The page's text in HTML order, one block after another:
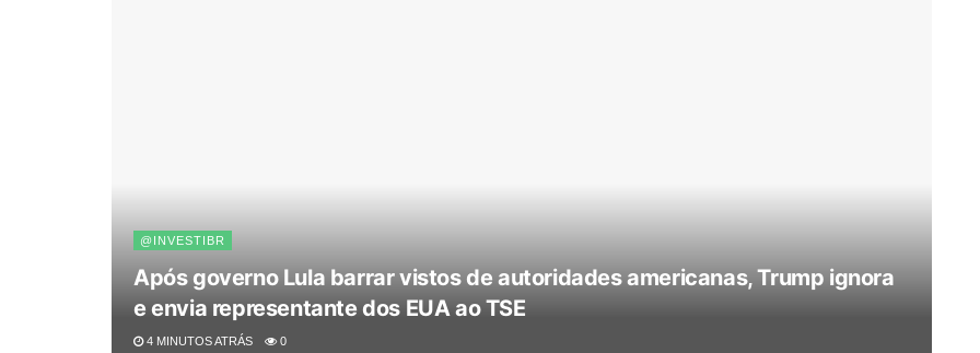
@INVESTIBR
Após governo Lula barrar vistos de autoridades americanas, Trump ignora
e envia representante dos EUA ao TSE
4 MINUTOS ATRÁS 0